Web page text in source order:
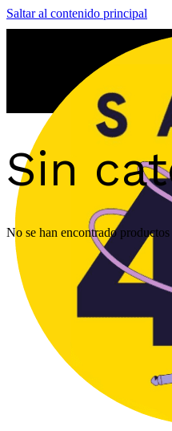
Saltar al contenido principal
Sin
No se han encontrado